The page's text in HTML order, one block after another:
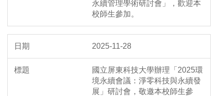
永續管理學術研討會」，歡迎本
校師生參加。
2025-11-28
國立屏東科技大學辦理「2025環
境永續會議：淨零科技與永續發
展」研討會，敬邀本校師生參